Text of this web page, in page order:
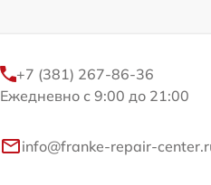
+7 (381) 267-86-36
Ежедневно с 9:00 до 21:00
info@franke-repair-